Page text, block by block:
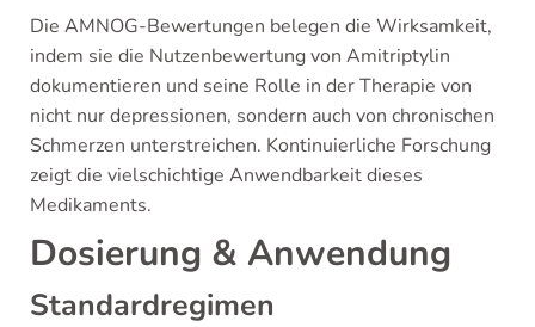
Die AMNOG-Bewertungen belegen die Wirksamkeit,
indem sie die Nutzenbewertung von Amitriptylin
dokumentieren und seine Rolle in der Therapie von
nicht nur depressionen, sondern auch von chronischen
Schmerzen unterstreichen. Kontinuierliche Forschung
zeigt die vielschichtige Anwendbarkeit dieses
Medikaments.
Dosierung & Anwendung
Standardregimen